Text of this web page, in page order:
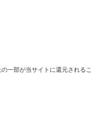
一部が当サイトに還元されるこ